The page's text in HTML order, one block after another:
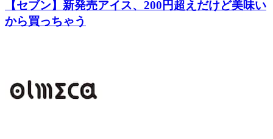
【セブン】新発売アイス、200円超えだけど美味い
から買っちゃう